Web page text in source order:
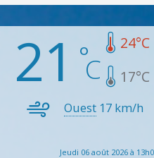
21 24°C
17°C
Ouest 17 km/h
Jeudi 06 août 2026 à